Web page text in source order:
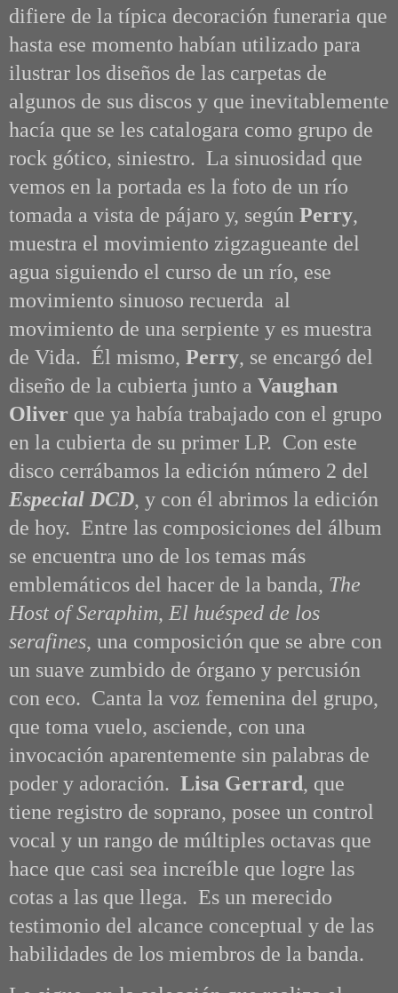
difiere de la típica decoración funeraria que
hasta ese momento habían utilizado para
ilustrar los diseños de las carpetas de
algunos de sus discos y que inevitablemente
hacía que se les catalogara como grupo de
rock gótico, siniestro. La sinuosidad que
vemos en la portada es la foto de un río
tomada a vista de pájaro y, según Perry,
muestra el movimiento zigzagueante del
agua siguiendo el curso de un río, ese
movimiento sinuoso recuerda al
movimiento de una serpiente y es muestra
de Vida. Él mismo, Perry, se encargó del
diseño de la cubierta junto a Vaughan
Oliver que ya había trabajado con el grupo
en la cubierta de su primer LP. Con este
disco cerrábamos la edición número 2 del
Especial DCD, y con él abrimos la edición
de hoy. Entre las composiciones del álbum
se encuentra uno de los temas más
emblemáticos del hacer de la banda, The
Host of Seraphim, El huésped de los
serafines, una composición que se abre con
un suave zumbido de órgano y percusión
con eco. Canta la voz femenina del grupo,
que toma vuelo, asciende, con una
invocación aparentemente sin palabras de
poder y adoración. Lisa Gerrard, que
tiene registro de soprano, posee un control
vocal y un rango de múltiples octavas que
hace que casi sea increíble que logre las
cotas a las que llega. Es un merecido
testimonio del alcance conceptual y de las
habilidades de los miembros de la banda.